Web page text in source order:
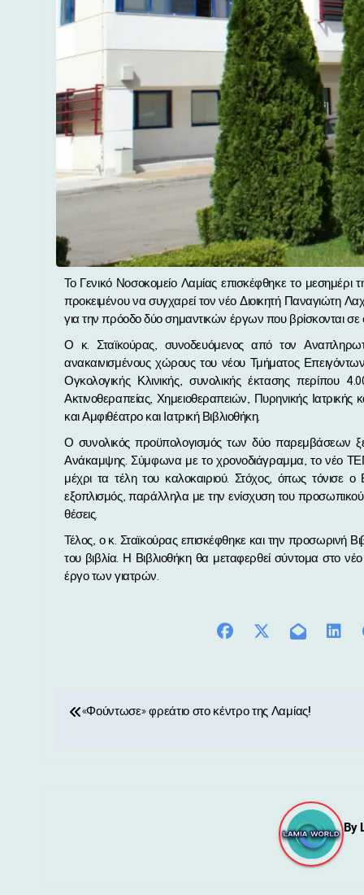
Το Γενικό Νοσοκομείο Λαμίας επισκέφθηκε το μεσημέρι της Τρίτης (17/6), ο Βουλευτής Φθιώτιδας Χρήστος Σταϊκούρας,
προκειμένου να συγχαρεί τον νέο Διοικητή Παναγιώτη
για την πρόοδο δύο σημαντικών έργων που βρίσκονται
Ο κ. Σταϊκούρας, συνοδευόμενος από τον
ανακαινισμένους χώρους του νέου Τμήματος
Ογκολογικής Κλινικής, συνολικής έκτασης περίπου
Ακτινοθεραπείας, Χημειοθεραπειών, Πυρηνικής
και Αμφιθέατρο και Ιατρική Βιβλιοθήκη.
Ο συνολικός προϋπολογισμός των δύο παρεμβάσεων
Ανάκαμψης. Σύμφωνα με το χρονοδιάγραμμα, το νέο ΤΕΠ
μέχρι τα τέλη του καλοκαιριού. Στόχος, όπως τόνισε ο
εξοπλισμός, παράλληλα με την ενίσχυση του
θέσεις.
Τέλος, ο κ. Σταϊκούρας επισκέφθηκε και την προσωρινή
του βιβλία. Η Βιβλιοθήκη θα μεταφερθεί σύντομα στο
έργο των γιατρών.
Π
«Φούντωσε» φρεάτιο στο κέντρο της Λαμίας!
By